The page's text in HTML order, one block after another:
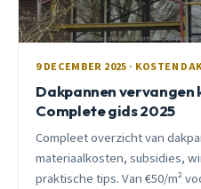
9 DECEMBER 2025 · KOSTEN
Dakpannen vervangen
Complete gids 2025
Compleet overzicht van
materiaalkosten, subsidies,
praktische tips. Van €50/m²